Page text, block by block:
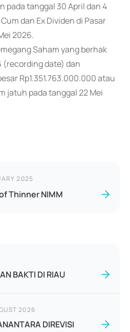
pada tanggal 30 April dan 4
dan Ex Dividen di Pasar
2026.
Saham yang berhak
(recording date) dan
Rp1.351.763.000.000 atau
jatuh pada tanggal 22 Mei
2025
Thinner NIMM
BAKTI DI RIAU
2026
DIREVISI